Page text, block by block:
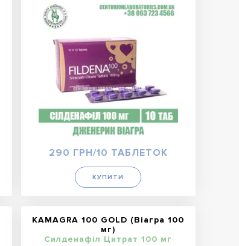
290 ГРН/10 ТАБЛЕТОК
КУПИТИ
KAMAGRA 100 GOLD (Віагра 100
мг)
Силденафіл Цитрат 100 мг